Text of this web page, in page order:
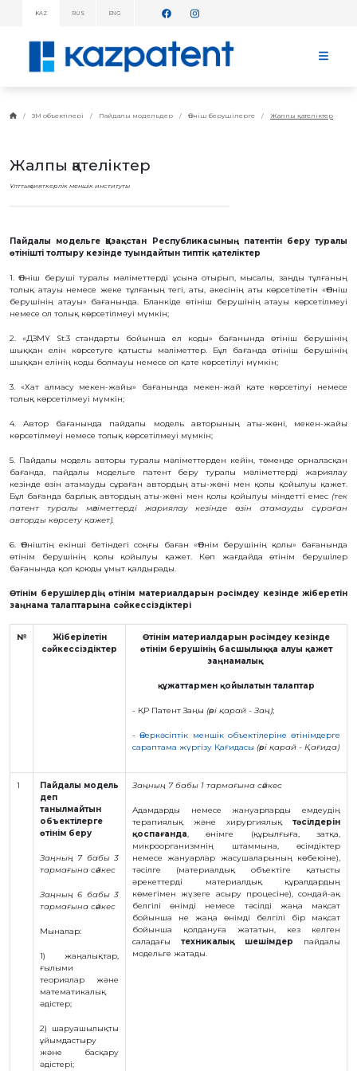
KAZ RUS ENG
АҚПАРАТТЫҚ
ХАБАРЛАМАЛАР!
KAZPATENT
ТУРАЛЫ
ИНСТИТУТ
СТАТИСТИКАЛЫҚ
МӘЛІМЕТТЕР
АНЫҚТАМАЛЫҒЫ
ДЗМҰ-МЕН
ЫНТЫМАҚТАСТЫҚ
БАҒАЛАР
АЛМАТЫ
ҚАРЖЫЛЫҚ
ХАЛЫҚАРАЛЫҚ
ЫНТЫМАҚТАСТЫҚ
ҚЫЗМЕТТІК
БОС
ОРЫНДАР
«ҚАЗАҚСТАННЫҢ
МЕНШІГІ»
ЖУРНАЛЫ
МЕМЛЕКЕТТІК
ҚЫЗМЕТТЕР
МЕМЛЕКЕТТІК
СЫБАЙЛАС
ЖЕМҚОРЛЫҚҚА
ОБЪЕКТІЛЕРІ
ӨНЕРТАБЫСТАР
ПАЙДАЛЫ
МОДЕЛЬДЕР
ҮЛГІЛЕР
СЕЛЕКЦИЯЛЫҚ
ТАУАР
БЕЛГІЛЕРІ
ТАУАР
АТАУЛАРЫ
ГЕОГРАФИЯЛЫҚ
НҰСҚАМАЛАР
ИНТЕГРАЛДЫҚ
КОММЕРЦИЯЛАНДЫРУ
ШАРТТАРЫ
АВТОРЛЫҚ
ЗМ объектілері Пайдалы модельдер Өтініш берушілерге Жалпы қателіктер
Жалпы қателіктер
Ұлттық зияткерлік меншік институты
Пайдалы модельге Қазақстан Республикасының патентін беру туралы
өтінішті толтыру кезінде туындайтын типтік қателіктер
1. Өтініш беруші туралы мәліметтерді ұсына отырып, мысалы, заңды тұлғаның
толық атауы немесе жеке тұлғаның тегі, аты, әкесінің аты көрсетілетін «Өтініш
берушінің атауы» бағанында. Бланкіде өтініш берушінің атауы көрсетілмеуі
немесе ол толық көрсетілмеуі мүмкін;
2. «ДЗМҰ St.3 стандарты бойынша ел коды» бағанында өтініш берушінің
шыққан елін көрсетуге қатысты мәліметтер. Бұл бағанда өтініш берушінің
шыққан елінің коды болмауы немесе ол қате көрсетілуі мүмкін;
3. «Хат алмасу мекен-жайы» бағанында мекен-жай қате көрсетілуі немесе
толық көрсетілмеуі мүмкін;
4. Автор бағанында пайдалы модель авторының аты-жөні, мекен-жайы
көрсетілмеуі немесе толық көрсетілмеуі мүмкін;
5. Пайдалы модель авторы туралы мәліметтерден кейін, төменде орналасқан
бағанда, пайдалы модельге патент беру туралы мәліметтерді жариялау
кезінде өзін атамауды сұраған автордың аты-жөні мен қолы қойылуы қажет.
Бұл бағанда барлық автордың аты-жөні мен қолы қойылуы міндетті емес(тек
патент туралы мәліметтерді жариялау кезінде өзін атамауды сұраған
авторды көрсету қажет).
6. Өтініштің екінші бетіндегі соңғы баған «Өтінім берушінің қолы» бағанында
өтінім берушінің қолы қойылуы қажет. Көп жағдайда өтінім берушілер
бағанында қол қоюды ұмыт қалдырады.
Өтінім берушілердің өтінім материалдарын рәсімдеу кезінде жіберетін
заңнама талаптарына сәйкессіздіктері
№
Жіберілетін
сәйкессіздіктер
Өтінім материалдарын рәсімдеу кезінде
өтінім берушінің басшылыққа алуы қажет
заңнамалық
құжаттармен қойылатын талаптар
- ҚР Патент Заңы (әрі қарай - Заң);
-Өнеркәсіптік меншік объектілеріне өтінімдерге
сараптама жүргізу Қағидасы (әрі қарай - Қағида)
1
Пайдалы модель
деп
танылмайтын
объектілерге
өтінім беру
Заңның 7 бабы 3
тармағына сәйкес
Заңның 6 бабы 3
тармағына сәйкес
Мыналар:
1) жаңалықтар,
ғылыми
теориялар және
математикалық
әдiстер;
2) шаруашылықты
ұйымдастыру
және басқару
әдiстерi;
Заңның 7 бабы 1 тармағына сәйкес
Адамдарды немесе жануарларды емдеудің
терапиялық және хирургиялық тәсілдерін
қоспағанда, өнімге (құрылғыға, затқа,
микроорганизмнің штаммына, өсімдіктер
немесе жануарлар жасушаларының көбеюіне),
тәсілге (материалдық объектіге қатысты
әрекеттерді материалдық құралдардың
көмегімен жүзеге асыру процесіне), сондай-ақ
белгілі өнімді немесе тәсілді жаңа мақсат
бойынша не жаңа өнімді белгілі бір мақсат
бойынша қолдануға жататын, кез келген
саладағы техникалық шешімдер пайдалы
модельге жатады.